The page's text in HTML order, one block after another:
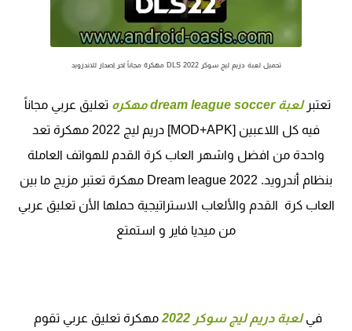
تحميل لعبة دريم ليج سوكر 2022 DLS مهكرة مجاناً اخر اصدار للاندرويد
تعتبرلعبة dream league soccer مهكره
تعليق عربي مجاناً
فيه كل اللاعبين [MOD+APK] دريم ليج 2022 مهكرة تعد
واحدة من افضل واشهر العاب كرة القدم للهواتف العاملة
بنظام أندرويد. Dream league 2022 مهكرة تعتبر مزيج ما بين
العاب كرة القدم والألعاب الاستراتيجية حملها الأن تعليق عربي
من ميديا فاير و استمتع
فيلعبة دريم ليج سوكر 2022
مهكرة تعليق عربي تقوم